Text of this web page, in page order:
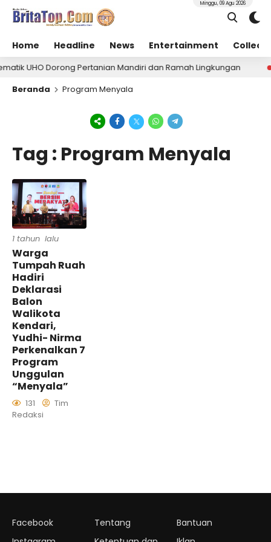
Home Headline News Entertainment
Minggu, 09 Agu 2026
UHO Dorong Pertanian Mandiri dan Ramah Lingkungan
Beranda Program Menyala
Tag : Program Menyala
1 tahun lalu
Warga
Tumpah Ruah
Hadiri
Deklarasi
Balon
Walikota
Kendari,
Yudhi- Nirma
Perkenalkan 7
Program
Unggulan
“Menyala”
131
Tim
Redaksi
Facebook
Tentang
Bantuan